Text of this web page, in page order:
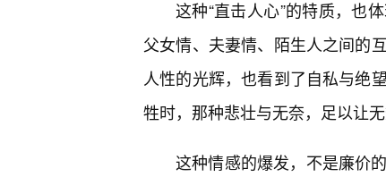
这种“直击人心”的特质，也
父女情、夫妻情、陌生人之间的
人性的光辉，也看到了自私与绝
牲时，那种悲壮与无奈，足以让无
这种情感的爆发，不是廉价